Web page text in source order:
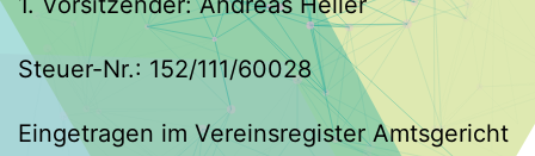
Steuer-Nr.: 152/111/60028
Eingetragen im Vereinsregister Amtsgericht